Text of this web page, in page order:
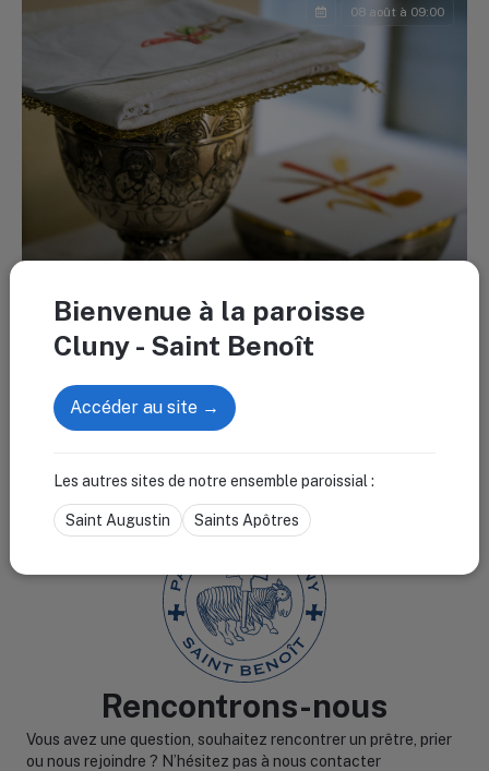
Messe de semaine aux Récollets
08 août à 09:00
Rencontrons-nous
Vous avez une question, souhaitez rencontrer un prêtre, prier
ou nous rejoindre ? N’hésitez pas à nous contacter
Bienvenue à la paroisse
Cluny - Saint Benoît
Accéder au site →
Les autres sites de notre ensemble paroissial :
Saint Augustin Saints Apôtres